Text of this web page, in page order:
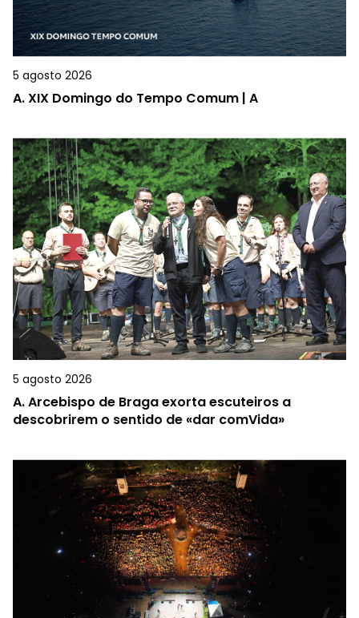
5 agosto 2026
A.XIX Domingo do Tempo Comum | A
5 agosto 2026
A.Arcebispo de Braga exorta escuteiros a
descobrirem o sentido de «dar comVida»